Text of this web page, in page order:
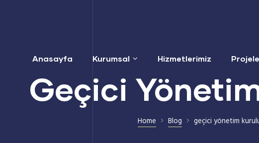
Anasayfa Kurumsal Hizmetlerimiz
Geçici
Home Blog geçici yönetim